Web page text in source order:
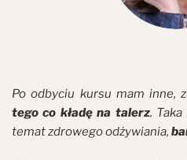
Po odbyciu kursu mam inne,
tego co kładę na talerz. Taka
temat zdrowego odżywiania,